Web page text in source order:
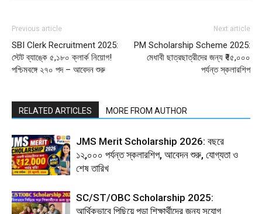
Previous article
SBI Clerk Recruitment 2025:
স্টেট ব্যাঙ্কে ৫,১৮০ ক্লার্ক নিয়োগ!
পশ্চিমবঙ্গে ২৭০ পদ – আবেদন শুরু
Next article
PM Scholarship Scheme 2025:
মেধাবী ছাত্রছাত্রীদের জন্য ₹৭৫,০০০
পর্যন্ত স্কলারশিপ
RELATED ARTICLES MORE FROM AUTHOR
JMS Merit Scholarship 2026: বছরে
₹১২,০০০ পর্যন্ত স্কলারশিপ, আবেদন শুরু, যোগ্যতা ও
শেষ তারিখ
SC/ST/OBC Scholarship 2025:
আর্থিকভাবে পিছিয়ে পড়া শিক্ষার্থীদের জন্য সুযোগ